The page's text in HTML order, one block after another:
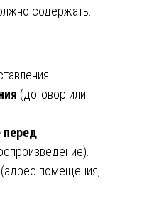
содержать:
(договор или
перед
(адрес помещения,